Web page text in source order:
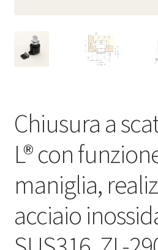
Chiusura a
L® con
maniglia,
acciaio